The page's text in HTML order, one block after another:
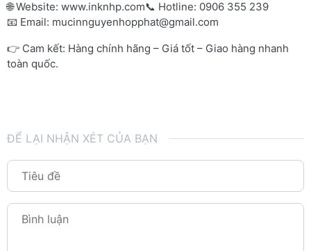
🌐 Website: www.inknhp.com📞 Hotline: 0906 355 239
📧 Email: mucinnguyenhopphat@gmail.com
👉 Cam kết: Hàng chính hãng – Giá tốt – Giao hàng nhanh
toàn quốc.
ĐỂ LẠI NHẬN XÉT CỦA BẠN